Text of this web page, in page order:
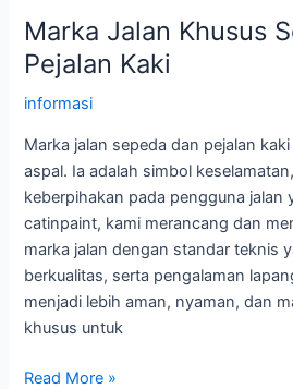
Marka Jalan Khusus
Pejalan Kaki
informasi
Marka jalan sepeda dan pejalan
aspal. Ia adalah simbol
keberpihakan pada pengguna jalan
catinpaint, kami merancang dan
marka jalan dengan standar teknis
berkualitas, serta pengalaman
menjadi lebih aman, nyaman, dan
khusus untuk
Marka
Read More »